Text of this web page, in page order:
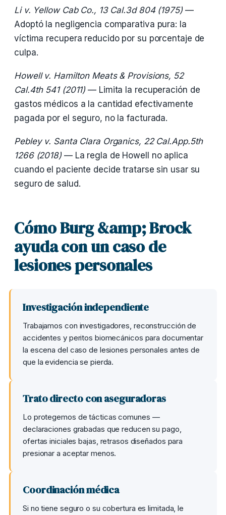
Li v. Yellow Cab Co., 13 Cal.3d 804 (1975)—
Adoptó la negligencia comparativa pura: la
víctima recupera reducido por su porcentaje de
culpa.
Howell v. Hamilton Meats & Provisions, 52
Cal.4th 541 (2011) — Limita la recuperación de
gastos médicos a la cantidad efectivamente
pagada por el seguro, no la facturada.
Pebley v. Santa Clara Organics, 22 Cal.App.5th
1266 (2018)— La regla de Howell no aplica
cuando el paciente decide tratarse sin usar su
seguro de salud.
Cómo Burg &amp; Brock
ayuda con un caso de
lesiones personales
Investigación independiente
Trabajamos con investigadores, reconstrucción de
accidentes y peritos biomecánicos para documentar
la escena del caso de lesiones personales antes de
que la evidencia se pierda.
Trato directo con aseguradoras
Lo protegemos de tácticas comunes —
declaraciones grabadas que reducen su pago,
ofertas iniciales bajas, retrasos diseñados para
presionar a aceptar menos.
Coordinación médica
Si no tiene seguro o su cobertura es limitada, le